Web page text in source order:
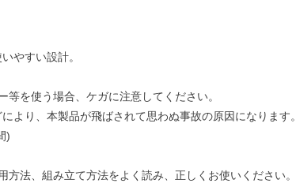
やすい設計。
を使う場合、ケガに注意してください。
り、本製品が飛ばされて思わぬ事故の原因になります。
)
法、組み立て方法をよく読み、正しくお使いください。